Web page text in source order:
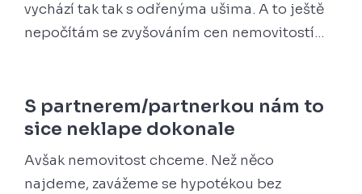
vychází tak tak s odřenýma ušima. A to ještě
nepočítám se zvyšováním cen nemovitostí…
S partnerem/partnerkou nám to
sice neklape dokonale
Avšak nemovitost chceme. Než něco
najdeme, zavážeme se hypotékou bez